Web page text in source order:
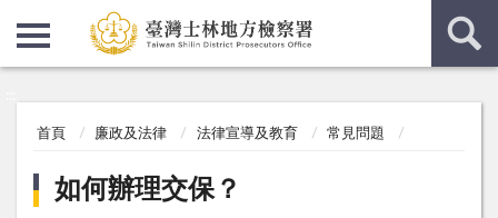
首頁 廉政及法律 法律宣導及教育 常見問題
如何辦理交保？